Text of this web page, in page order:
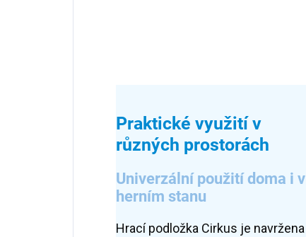
Praktické využití v
různých prostorách
Univerzální použití doma i v
herním stanu
Hrací podložka Cirkus je navržena